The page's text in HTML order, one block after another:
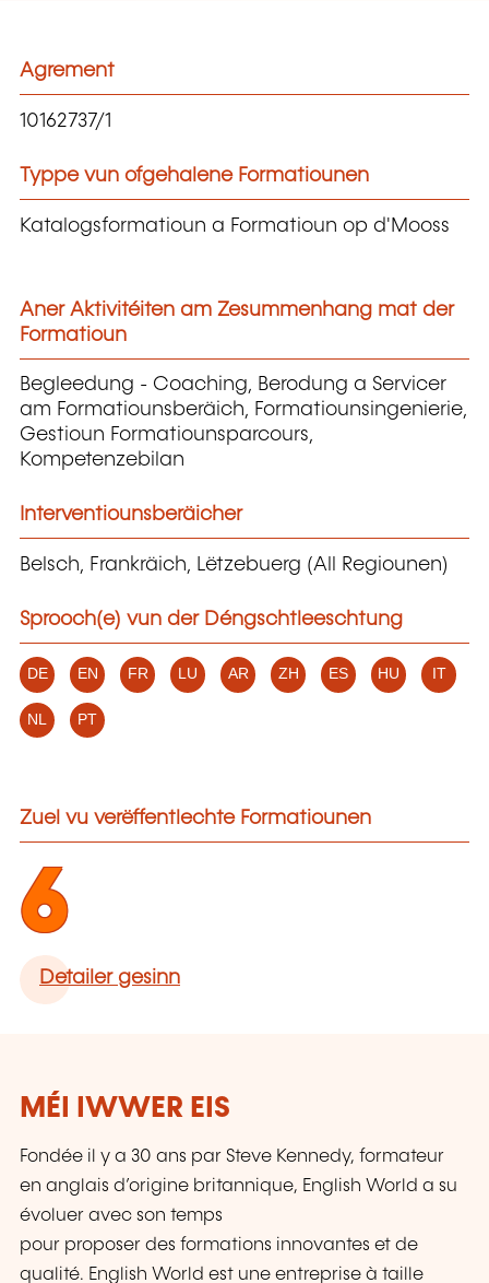
Agrement
10162737/1
Typpe vun ofgehalene Formatiounen
Katalogsformatioun a Formatioun op d'Mooss
Aner Aktivitéiten am Zesummenhang mat der
Formatioun
Begleedung - Coaching, Berodung a Servicer
am Formatiounsberäich, Formatiounsingenierie,
Gestioun Formatiounsparcours,
Kompetenzebilan
Interventiounsberäicher
Belsch, Frankräich, Lëtzebuerg (All Regiounen)
Sprooch(e) vun der Déngschtleeschtung
DE EN FR LU AR ZH ES HU IT
NL PT
Zuel vu verëffentlechte Formatiounen
6
Detailer gesinn
MÉI IWWER EIS
Fondée il y a 30 ans par Steve Kennedy, formateur
en anglais d’origine britannique, English World a su
évoluer avec son temps
pour proposer des formations innovantes et de
qualité. English World est une entreprise à taille